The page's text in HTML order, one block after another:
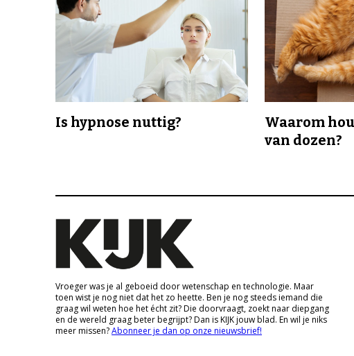
Is hypnose nuttig?
Waarom
van dozen?
Vroeger was je al geboeid door wetenschap en technologie. Maar
toen wist je nog niet dat het zo heette. Ben je nog steeds iemand die
graag wil weten hoe het écht zit? Die doorvraagt, zoekt naar diepgang
en de wereld graag beter begrijpt? Dan is KIJK jouw blad. En wil je niks
meer missen?Abonneer je dan op onze nieuwsbrief!